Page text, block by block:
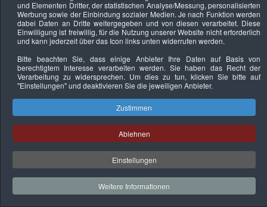
Keine Termine
Datenschutzerklärung Urheberrechtsnachweise Nachhaltigkeit
Copyright © 2026. Bundesverband Deutscher
Sachverständiger und Fachgutachter e.V..
und Elementen Dritter, der statistischen Analyse/Messung, personalisierten
Werbung sowie der Einbindung sozialer Medien. Je nach Funktion werden
dabei Daten an Dritte weitergegeben und von diesen verarbeitet. Diese
Einwilligung ist freiwillig, für die Nutzung unserer Website nicht erforderlich
und kann jederzeit über das Icon links unten widerrufen werden.
Bitte beachten Sie, dass einige Anbieter Ihre Daten auf Basis von
berechtigtem Interesse verarbeiten werden. Sie haben das Recht der
Verarbeitung zu widersprechen. Um dies zu tun, klicken Sie bitte auf
"Einstellungen"und deaktivieren Sie die jeweiligen Anbieter.
Zustimmen
Ablehnen
Einstellungen
Weitere Informationen